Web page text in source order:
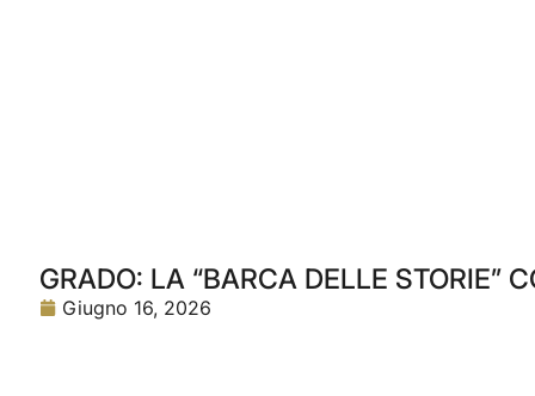
GRADO: LA “BARCA DELLE STORIE”
Giugno 16, 2026